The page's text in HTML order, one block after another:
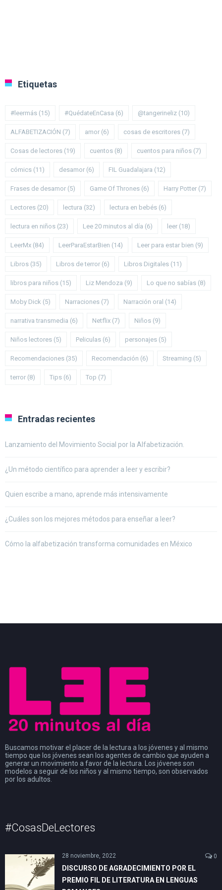
Etiquetas
#leermás (15) #QuédateEnCasa (6) @tangerineliz (10)
ALFABETIZACIÓN (7) amor (6) cosas de escritores (7)
Cosas de lectores (19) cuentos (8) cuentos para niños (7)
cómics (11) desamor (6) FIL Guadalajara (12)
Frases de desamor (5) Game Of Thrones (6) Harry Potter (7)
Lectores (20) lectura (32) lectura en bebés (6)
lectura en niños (23) Lee 20 minutos al día (6) leer (18)
LeerMx (84) LeerParaEstarBien (14) Leer para estar bien (9)
Libros (35) Libros de terror (6) Libros Digitales (11)
libros para niños (15) Liz Mendoza (9) Lo que no sabías (8)
Moby Dick (5) Narraciones (7) Narración oral (14)
narrativa transmedia (6) Netflix (7) Niños (9)
Niños lectores (5) Peliculas (6) personajes (5)
Recomendaciones (35) Recomendación (6) Streaming (5)
terror (8) Tips (6) Top (7)
Entradas recientes
Lanzamiento del Movimiento Social por la Alfabetización.
¿Un método científico para aprender a leer y escribir?
Quien escribe a mano, aprende más intensivamente
¿Cuáles son los mejores métodos para enseñar a leer?
Cómo la alfabetización transforma comunidades en México
Buscamos motivar el placer de la lectura a los jóvenes y al mismo
tiempo que los jóvenes sean los agentes de cambio que ayuden a
generar un movimiento a favor de la lectura. Los jóvenes son
modelos a seguir de los niños y al mismo tiempo, son observados
por los adultos.
#CosasDeLectores
28 noviembre, 2022 0
DISCURSO DE AGRADECIMIENTO POR EL
PREMIO FIL DE LITERATURA EN LENGUAS